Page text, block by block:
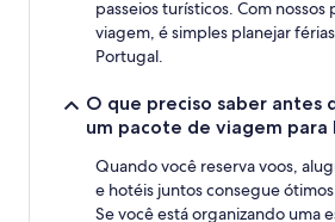
passeios turísticos. Com nossos
viagem, é simples planejar
Portugal.
O que preciso saber antes
um pacote de viagem para
Quando você reserva voos,
e hotéis juntos consegue
Se você está organizando uma